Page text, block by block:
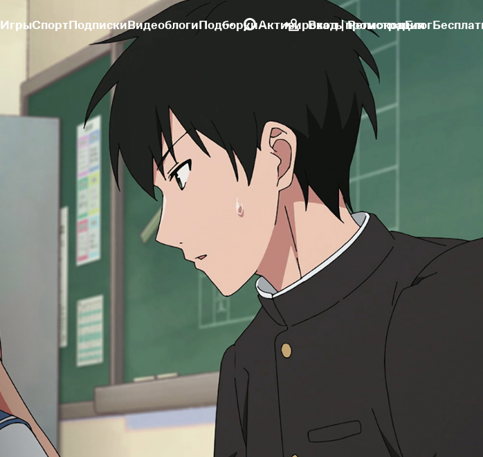
ИгрыСпортПодпискиВидеоблогиПодборкиАктивировать промокодБлог
Вход | Регистрация